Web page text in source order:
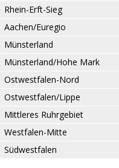
Rhein-Erft-Sieg
Aachen/Euregio
Münsterland
Münsterland/Hohe Mark
Ostwestfalen-Nord
Ostwestfalen/Lippe
Mittleres Ruhrgebiet
Westfalen-Mitte
Südwestfalen